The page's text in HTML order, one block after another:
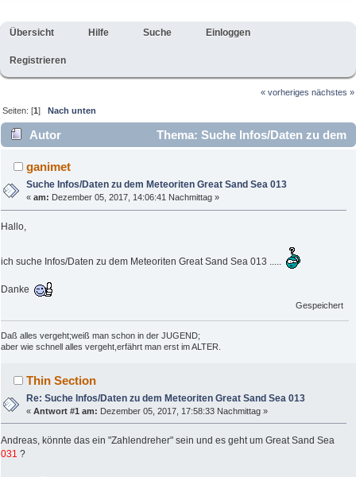
Übersicht Hilfe Suche Einloggen
Registrieren
« vorheriges nächstes »
Seiten: [1]Nach unten
Autor
Thema: Suche Infos/Daten zu dem
Meteoriten Great Sand Sea 013 (Gelesen 5030 mal)
ganimet
Suche Infos/Daten zu dem Meteoriten Great Sand Sea 013
«am: Dezember 05, 2017, 14:06:41 Nachmittag »
Hallo,
ich suche Infos/Daten zu dem Meteoriten Great Sand Sea 013 .....
Danke
Gespeichert
Daß alles vergeht;weiß man schon in der JUGEND;
aber wie schnell alles vergeht,erfährt man erst im ALTER.
Thin Section
Re: Suche Infos/Daten zu dem Meteoriten Great Sand Sea 013
«Antwort #1 am: Dezember 05, 2017, 17:58:33 Nachmittag »
Andreas, könnte das ein "Zahlendreher" sein und es geht um Great Sand Sea
031 ?